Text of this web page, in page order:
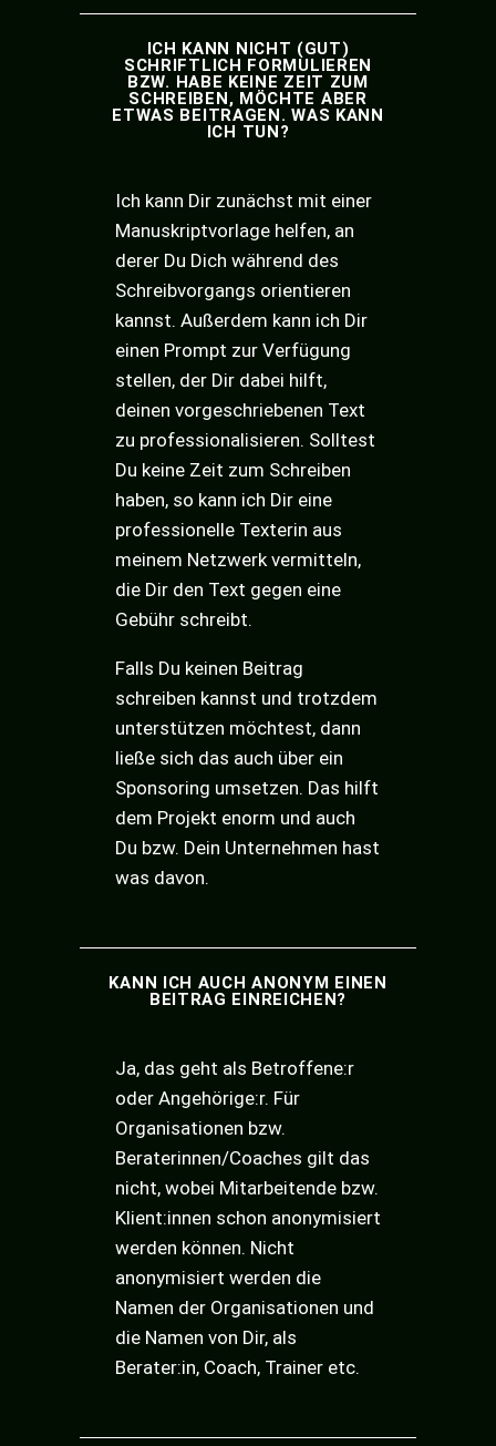
ICH KANN NICHT (GUT)
SCHRIFTLICH FORMULIEREN
BZW. HABE KEINE ZEIT ZUM
SCHREIBEN, MÖCHTE ABER
ETWAS BEITRAGEN. WAS KANN
ICH TUN?
Ich kann Dir zunächst mit einer
Manuskriptvorlage helfen, an
derer Du Dich während des
Schreibvorgangs orientieren
kannst. Außerdem kann ich Dir
einen Prompt zur Verfügung
stellen, der Dir dabei hilft,
deinen vorgeschriebenen Text
zu professionalisieren. Solltest
Du keine Zeit zum Schreiben
haben, so kann ich Dir eine
professionelle Texterin aus
meinem Netzwerk vermitteln,
die Dir den Text gegen eine
Gebühr schreibt.
Falls Du keinen Beitrag
schreiben kannst und trotzdem
unterstützen möchtest, dann
ließe sich das auch über ein
Sponsoring umsetzen. Das hilft
dem Projekt enorm und auch
Du bzw. Dein Unternehmen hast
was davon.
KANN ICH AUCH ANONYM EINEN
BEITRAG EINREICHEN?
Ja, das geht als Betroffene:r
oder Angehörige:r. Für
Organisationen bzw.
Beraterinnen/Coaches gilt das
nicht, wobei Mitarbeitende bzw.
Klient:innen schon anonymisiert
werden können. Nicht
anonymisiert werden die
Namen der Organisationen und
die Namen von Dir, als
Berater:in, Coach, Trainer etc.